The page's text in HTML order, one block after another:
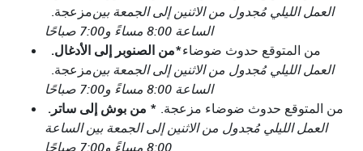
مزعجة.العمل الليلي مُجدول من الاثنين إلى الجمعة بين
الساعة 8:00 مساءً و7:00 صباحًا
من الصنوبر إلى الأدغال.*من المتوقع حدوث ضوضاء
مزعجة.العمل الليلي مُجدول من الاثنين إلى الجمعة بين
الساعة 8:00 مساءً و7:00 صباحًا
من بوش إلى ساتر. * من المتوقع حدوث ضوضاء مزعجة.
العمل الليلي مُجدول من الاثنين إلى الجمعة بين الساعة
8:00 مساءً و7:00 صباحًا